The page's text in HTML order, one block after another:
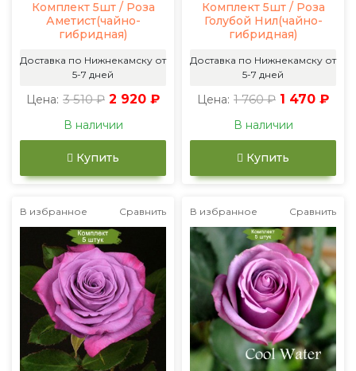
Комплект 5шт / Роза
Аметист(чайно-
гибридная)
Доставка по Нижнекамску от
5-7 дней
Цена: 3 510 ₽ 2 920 ₽
В наличии
Купить
Комплект 5шт / Роза
Голубой Нил(чайно-
гибридная)
Доставка по Нижнекамску от
5-7 дней
Цена: 1 760 ₽ 1 470 ₽
В наличии
Купить
В избранное Сравнить В избранное Сравнить